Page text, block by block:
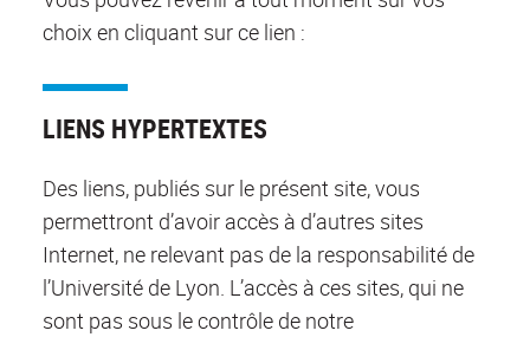
choix en cliquant sur ce lien :
LIENS HYPERTEXTES
Des liens, publiés sur le présent site, vous
permettront d’avoir accès à d’autres sites
Internet, ne relevant pas de la responsabilité de
l’Université de Lyon. L’accès à ces sites, qui ne
sont pas sous le contrôle de notre